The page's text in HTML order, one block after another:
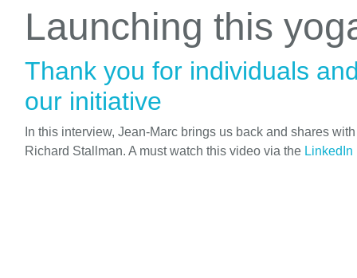
Launching this
Thank you for individuals
our initiative
In this interview, Jean-Marc brings us back and shares
Richard Stallman. A must watch this video via the LinkedIn